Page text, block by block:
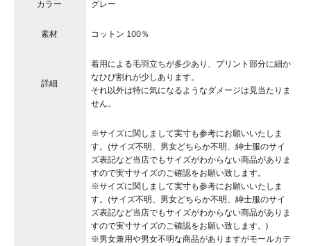
カラー グレー
素材 コットン 100％
詳細
着用による毛羽立ちが多少あり、プリント部分に細か
なひび割れが少しあります。
それ以外は特に気になるようなダメージは見当たりま
せん。
※サイズに関しまして実寸も参考にお願いいたしま
す。(サイズ不明、男女どちらか不明、紳士服のサイ
ズ表記など当店でもサイズがわからない商品がありま
すので実寸サイズのご確認をお願い致します。
※サイズに関しまして実寸も参考にお願いいたしま
す。(サイズ不明、男女どちらか不明、紳士服のサイ
ズ表記など当店でもサイズがわからない商品がありま
すので実寸サイズのご確認をお願い致します。)
※男女兼用や男女不明な商品がありますがモールカテ